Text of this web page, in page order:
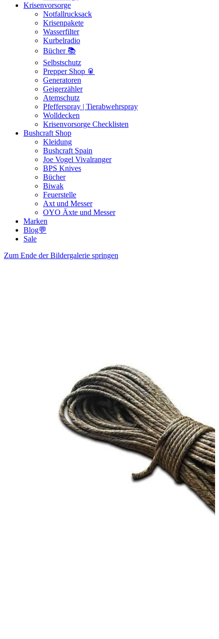
Krisenvorsorge
Notfallrucksack
Krisenpakete
Wasserfilter
Kurbelradio
Bücher 📚
Selbstschutz
Prepper Shop 🥫
Generatoren
Geigerzähler
Atemschutz
Pfefferspray | Tierabwehrspray
Wolldecken
Krisenvorsorge Checklisten
Bushcraft Shop
Kleidung
Bushcraft Spain
Joe Vogel Vivalranger
BPS Knives
Bücher
Biwak
Feuerstelle
Axt und Messer
OYO Äxte und Messer
Marken
Blog💬
Sale
Zum Ende der Bildergalerie springen